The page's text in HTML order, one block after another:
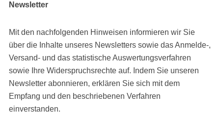
Newsletter
Mit den nachfolgenden Hinweisen informieren wir Sie
über die Inhalte unseres Newsletters sowie das Anmelde-,
Versand- und das statistische Auswertungsverfahren
sowie Ihre Widerspruchsrechte auf. Indem Sie unseren
Newsletter abonnieren, erklären Sie sich mit dem
Empfang und den beschriebenen Verfahren
einverstanden.